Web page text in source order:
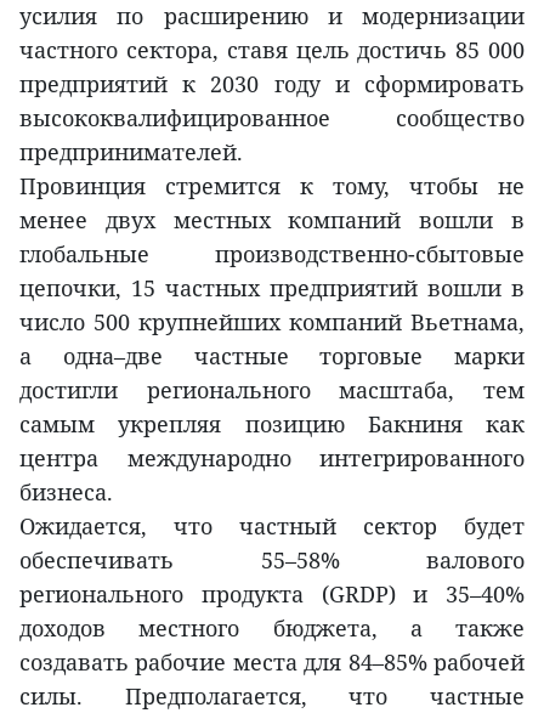
усилия по расширению и модернизации
частного сектора, ставя цель достичь 85 000
предприятий к 2030 году и сформировать
высококвалифицированное сообщество
предпринимателей.
Провинция стремится к тому, чтобы не
менее двух местных компаний вошли в
глобальные производственно-сбытовые
цепочки, 15 частных предприятий вошли в
число 500 крупнейших компаний Вьетнама,
а одна–две частные торговые марки
достигли регионального масштаба, тем
самым укрепляя позицию Бакниня как
центра международно интегрированного
бизнеса.
Ожидается, что частный сектор будет
обеспечивать 55–58% валового
регионального продукта (GRDP) и 35–40%
доходов местного бюджета, а также
создавать рабочие места для 84–85% рабочей
силы. Предполагается, что частные